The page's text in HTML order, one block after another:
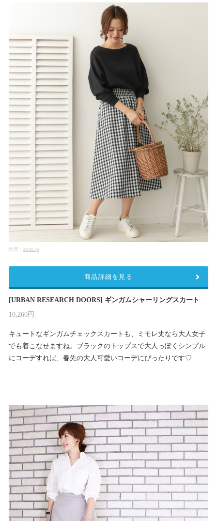
出典： zozo.jp
[URBAN RESEARCH DOORS] ギンガムシャーリングスカート
10,260円
キュートなギンガムチェックスカートも、ミモレ丈なら大人女子
でも着こなせますね。ブラックのトップスで大人っぽくシンプル
にコーデすれば、春先の大人可愛いコーデにぴったりです♡
商品詳細を見る